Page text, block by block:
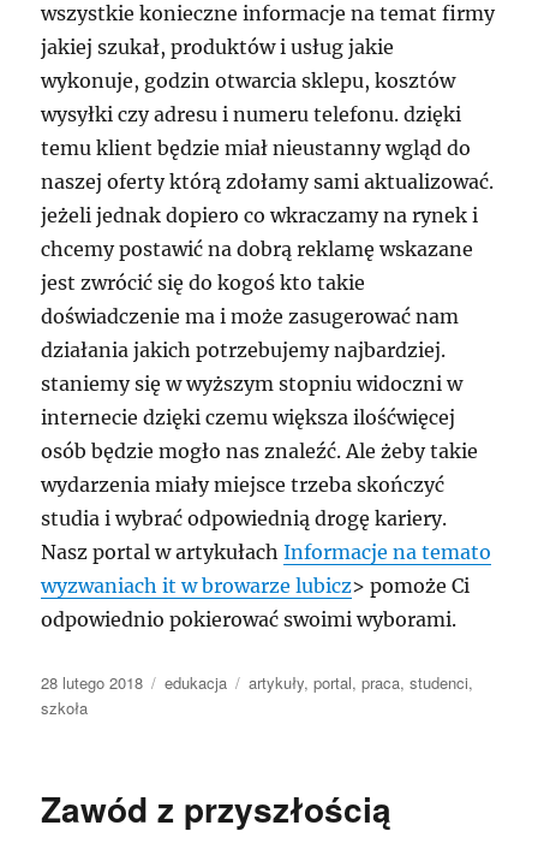
wszystkie konieczne informacje na temat firmy
jakiej szukał, produktów i usług jakie
wykonuje, godzin otwarcia sklepu, kosztów
wysyłki czy adresu i numeru telefonu. dzięki
temu klient będzie miał nieustanny wgląd do
naszej oferty którą zdołamy sami aktualizować.
jeżeli jednak dopiero co wkraczamy na rynek i
chcemy postawić na dobrą reklamę wskazane
jest zwrócić się do kogoś kto takie
doświadczenie ma i może zasugerować nam
działania jakich potrzebujemy najbardziej.
staniemy się w wyższym stopniu widoczni w
internecie dzięki czemu większa ilośćwięcej
osób będzie mogło nas znaleźć. Ale żeby takie
wydarzenia miały miejsce trzeba skończyć
studia i wybrać odpowiednią drogę kariery.
Nasz portal w artykułachInformacje na temato
wyzwaniach it w browarze lubicz> pomoże Ci
odpowiednio pokierować swoimi wyborami.
Data
publikacji
28 lutego 2018 Kategorie
edukacja Tagi
artykuły,portal,praca,studenci,
szkoła
Zawód z przyszłością